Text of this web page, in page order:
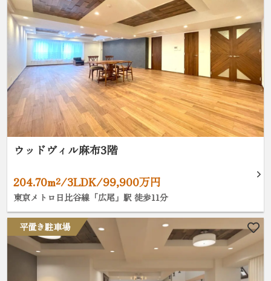
ウッドヴィル麻布3階
204.70m²/3LDK/99,900万円
東京メトロ日比谷線「広尾」駅 徒歩11分
平置き駐車場